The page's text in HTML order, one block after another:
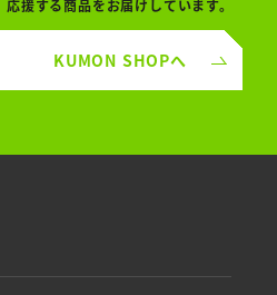
応援する商品をお届けしています。
KUMON SHOPへ